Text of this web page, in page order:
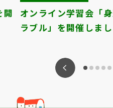
開
オンライン学習会「
ラブル」を開催しま